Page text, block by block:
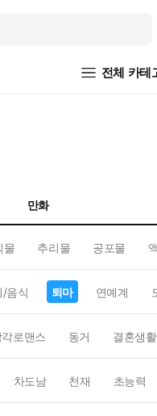
전체 카테
만화
물 추리물 공포물
/음식 퇴마 연예계
각로맨스 동거 결혼생활
차도남 천재 초능력